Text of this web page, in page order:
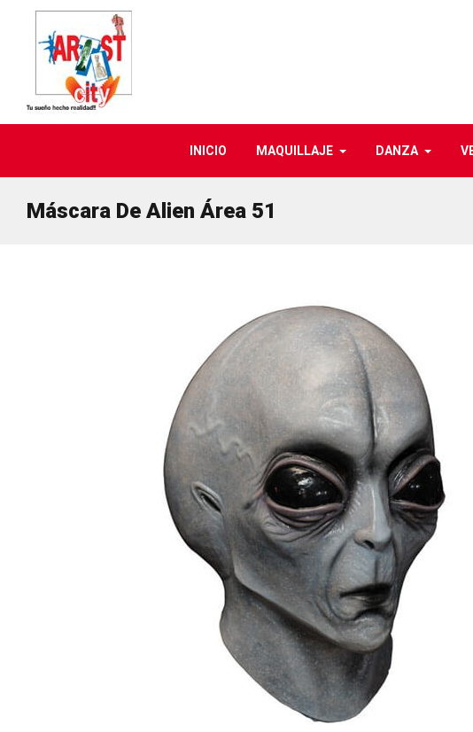
INICIO MAQUILLAJE DANZA
Máscara De Alien Área 51